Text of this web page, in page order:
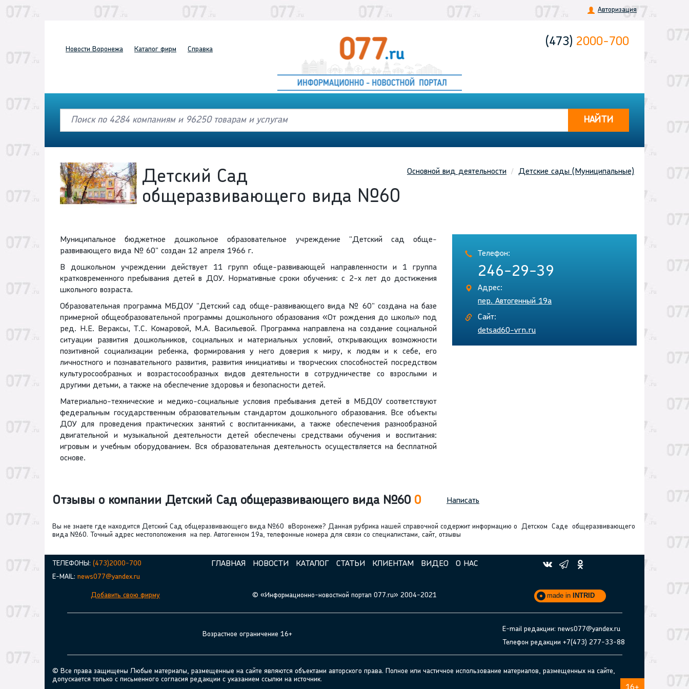
Авторизация
Новости Воронежа Каталог фирм Справка
(473) 2000-700
НАЙТИ
Основной вид деятельности Детские сады (Муниципальные)
Детский Сад
общеразвивающего вида №60
Муниципальное бюджетное дошкольное образовательное учреждение "Детский сад обще-
развивающего вида № 60" создан 12 апреля 1966 г.
В дошкольном учреждении действует 11 групп обще-развивающей направленности и 1 группа
кратковременного пребывания детей в ДОУ. Нормативные сроки обучения: с 2-х лет до достижения
школьного возраста.
Образовательная программа МБДОУ "Детский сад обще-развивающего вида № 60" создана на базе
примерной общеобразовательной программы дошкольного образования «От рождения до школы» под
ред. Н.Е. Вераксы, Т.С. Комаровой, М.А. Васильевой. Программа направлена на создание социальной
ситуации развития дошкольников, социальных и материальных условий, открывающих возможности
позитивной социализации ребенка, формирования у него доверия к миру, к людям и к себе, его
личностного и познавательного развития, развития инициативы и творческих способностей посредством
культуросообразных и возрастосообразных видов деятельности в сотрудничестве со взрослыми и
другими детьми, а также на обеспечение здоровья и безопасности детей.
Материально-технические и медико-социальные условия пребывания детей в МБДОУ соответствуют
федеральным государственным образовательным стандартом дошкольного образования. Все объекты
ДОУ для проведения практических занятий с воспитанниками, а также обеспечения разнообразной
двигательной и музыкальной деятельности детей обеспечены средствами обучения и воспитания:
игровым и учебным оборудованием. Вся образовательная деятельность осуществляется на бесплатной
основе.
Телефон:
246-29-39
Адрес:
пер. Автогенный 19а
Сайт:
detsad60-vrn.ru
Отзывы о компании Детский Сад общеразвивающего вида №60 0 Написать
Вы не знаете где находится Детский Сад общеразвивающего вида №60 вВоронеже? Данная рубрика нашей справочной содержит информацию о Детском Саде общеразвивающего
вида №60. Точный адрес местоположения на пер. Автогенном 19а, телефонные номера для связи со специалистами, сайт, отзывы
ТЕЛЕФОНЫ: (473)2000-700
E-MAIL: news077@yandex.ru
Добавить свою фирму
ГЛАВНАЯ НОВОСТИ КАТАЛОГ СТАТЬИ КЛИЕНТАМ ВИДЕО О НАС
© «Информационно-новостной портал 077.ru» 2004-2021 made in INTRID
Возрастное ограничение 16+
E-mail редакции: news077@yandex.ru
Телефон редакции +7(473) 277-33-88
© Все права защищены Любые материалы, размещенные на сайте являются объектами авторского права. Полное или частичное использование материалов, размещенных на сайте,
допускается только с письменного согласия редакции с указанием ссылки на источник.